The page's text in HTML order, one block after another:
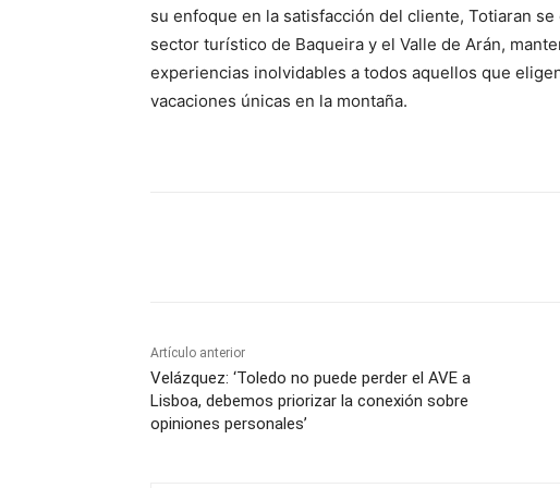
su enfoque en la satisfacción del cliente, Totiaran
sector turístico de Baqueira y el Valle de Arán,
experiencias inolvidables a todos aquellos que
vacaciones únicas en la montaña.
Artículo anterior
Velázquez: ‘Toledo no puede perder el AVE a
Lisboa, debemos priorizar la conexión sobre
opiniones personales’